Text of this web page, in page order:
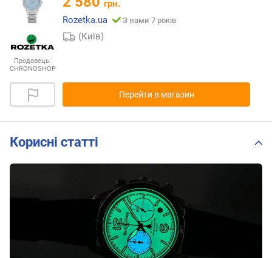
Продавець:
CHRONOSHOP
грн.
Rozetka.ua
З нами 7 років
(Київ)
Перейти в магазин
Корисні статті